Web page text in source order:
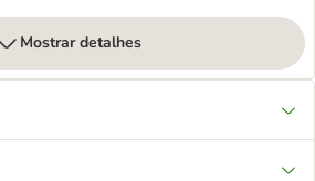
Mostrar detalhes